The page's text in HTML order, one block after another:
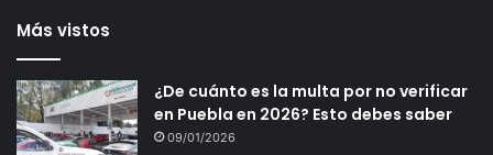
Más vistos
¿De cuánto es la multa por no verificar
en Puebla en 2026? Esto debes saber
09/01/2026